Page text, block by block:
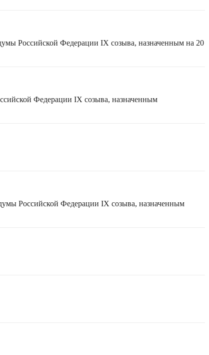
Российской Федерации IX созыва, назначенным на 20
Федерации IX созыва, назначенным
Российской Федерации IX созыва, назначенным